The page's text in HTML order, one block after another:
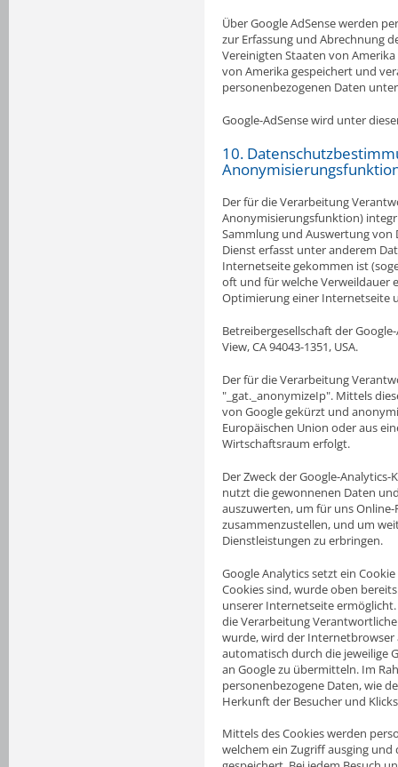
Über Google AdSense werden
zur Erfassung und Abrechnung
Vereinigten Staaten von
von Amerika gespeichert und
personenbezogenen Daten
Google-AdSense wird unter
10.
Der für die Verarbeitung
Anonymisierungsfunktion)
Sammlung und Auswertung von
Dienst erfasst unter anderem
Internetseite gekommen ist
oft und für welche Verweildauer
Optimierung einer Internetseite
Betreibergesellschaft der
View, CA 94043-1351, USA.
Der für die Verarbeitung
"_gat._anonymizeIp". Mittels
von Google gekürzt und
Europäischen Union oder aus
Wirtschaftsraum erfolgt.
Der Zweck der Google-
nutzt die gewonnenen Daten
auszuwerten, um für uns
zusammenzustellen, und um
Dienstleistungen zu erbringen.
Google Analytics setzt ein
Cookies sind, wurde oben
unserer Internetseite
die Verarbeitung
wurde, wird der
automatisch durch die jeweilige
an Google zu übermitteln. Im
personenbezogene Daten, wie
Herkunft der Besucher und
Mittels des Cookies werden
welchem ein Zugriff ausging